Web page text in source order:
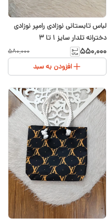
لباس تابستانی نوزادی رامپر نوزادی
دخترانه تلدار سایز ۱ تا ۳
۵۵۰٬۰۰۰ ۵۸۰٬۰۰۰
افزودن به سبد